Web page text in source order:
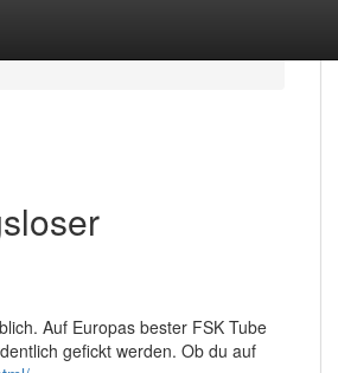
Auf Europas bester FSK Tube
gefickt werden. Ob du auf